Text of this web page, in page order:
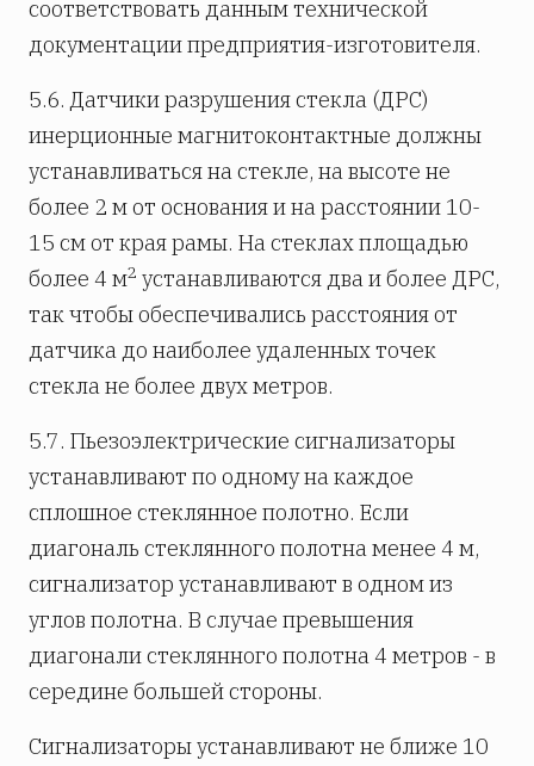
соответствовать данным технической
документации предприятия-изготовителя.
5.6. Датчики разрушения стекла (ДРС)
инерционные магнито­кон­тактные должны
устанавливаться на стекле, на высоте не
более 2 м от основания и на расстоянии 10-
15 см от края рамы. На стеклах площадью
более 4 м2 устанавливаются два и более ДРС,
так чтобы обеспечивались расстояния от
датчика до наиболее удаленных точек
стекла не более двух метров.
5.7. Пьезоэлектрические сигнализаторы
устанавливают по одному на каждое
сплошное стеклянное полотно. Если
диагональ стеклянного полотна менее 4 м,
сигнализатор устанавливают в одном из
углов полотна. В случае превышения
диагонали стеклянного полотна 4 метров - в
середине большей стороны.
Сигнализаторы устанавливают не ближе 10